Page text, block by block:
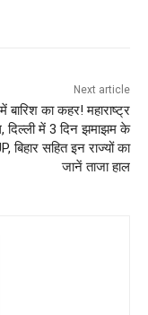
Next article
बारिश का कहर! महाराष्ट्र
दिल्ली में 3 दिन झमाझम के
बिहार सहित इन राज्यों का
जानें ताजा हाल